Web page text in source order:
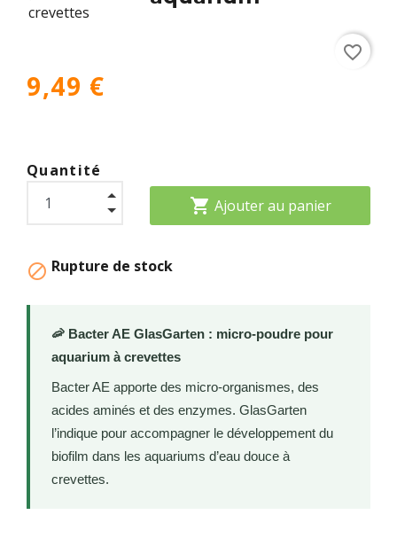
9,49 €
Quantité
shopping_cart Ajouter au panier
 Rupture de stock
favorite_border
🦐 Bacter AE GlasGarten : micro-poudre pour
aquarium à crevettes
Bacter AE apporte des micro-organismes, des
acides aminés et des enzymes. GlasGarten
l’indique pour accompagner le développement du
biofilm dans les aquariums d’eau douce à
crevettes.